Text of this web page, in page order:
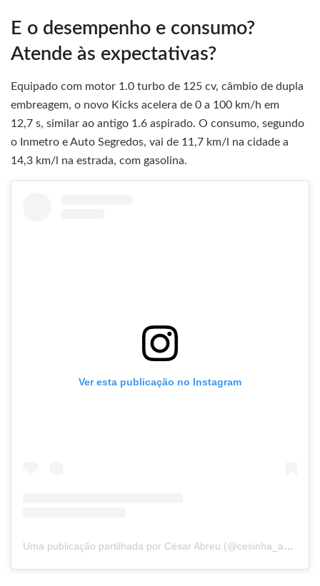
E o desempenho e consumo?
Atende às expectativas?
Equipado com motor 1.0 turbo de 125 cv, câmbio de dupla
embreagem, o novo Kicks acelera de 0 a 100 km/h em
12,7 s, similar ao antigo 1.6 aspirado. O consumo, segundo
o Inmetro e Auto Segredos, vai de 11,7 km/l na cidade a
14,3 km/l na estrada, com gasolina.
Ver esta publicação no Instagram
Uma publicação partilhada por César Abreu (@cesinha_abreu)